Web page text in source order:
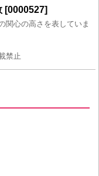
[0000527]
関心の高さを表していま
禁止